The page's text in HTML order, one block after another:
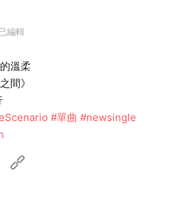
編輯
溫柔
間》
#單曲 #newsingle